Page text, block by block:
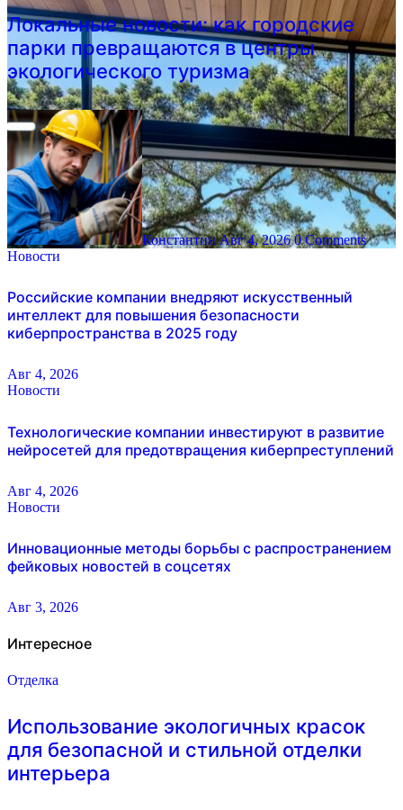
Локальные новости: как городские
парки превращаются в центры
экологического туризма
КонстантинАвг 4, 2026 0 Comments
Новости
Российские компании внедряют искусственный
интеллект для повышения безопасности
киберпространства в 2025 году
Авг 4, 2026
Новости
Технологические компании инвестируют в развитие
нейросетей для предотвращения киберпреступлений
Авг 4, 2026
Новости
Инновационные методы борьбы с распространением
фейковых новостей в соцсетях
Авг 3, 2026
Интересное
Отделка
Использование экологичных красок
для безопасной и стильной отделки
интерьера